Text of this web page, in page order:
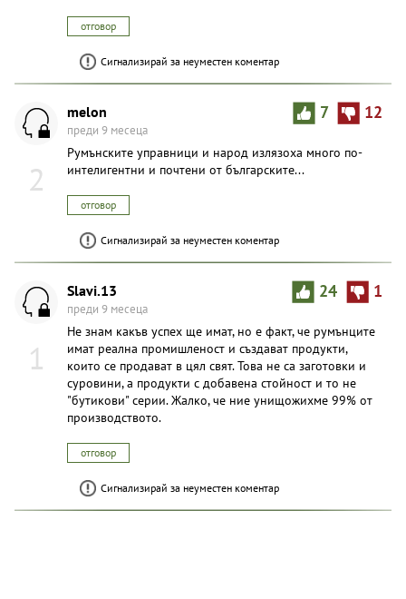
отговор
Сигнализирай за неуместен коментар
2
7 12
melon
преди 9 месеца
Румънските управници и народ излязоха много по-
интелигентни и почтени от българските...
отговор
Сигнализирай за неуместен коментар
1
24 1
Slavi.13
преди 9 месеца
Не знам какъв успех ще имат, но е факт, че румънците
имат реална промишленост и създават продукти,
които се продават в цял свят. Това не са заготовки и
суровини, а продукти с добавена стойност и то не
"бутикови" серии. Жалко, че ние унищожихме 99% от
производството.
отговор
Сигнализирай за неуместен коментар